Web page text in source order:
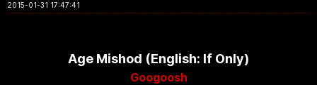
2015-01-31 17:47:41
Age Mishod (English: If Only)
Googoosh